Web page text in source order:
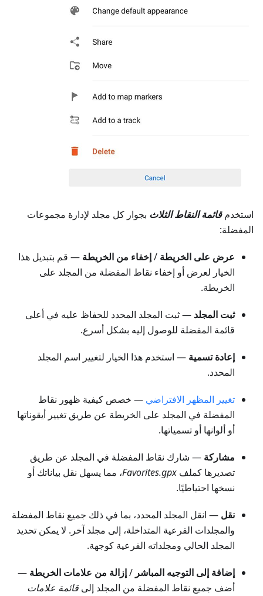
استخدمقائمة النقاط الثلاث بجوار كل مجلد لإدارة مجموعات
المفضلة:
عرض على الخريطة /إخفاء من الخريطة — قم بتبديل هذا
الخيار لعرض أو إخفاء نقاط المفضلة من المجلد على
الخريطة.
ثبت المجلد — ثبت المجلد المحدد للحفاظ عليه في أعلى
قائمة المفضلة للوصول إليه بشكل أسرع.
إعادة تسمية — استخدم هذا الخيار لتغيير اسم المجلد
المحدد.
تغيير المظهر الافتراضي — خصص كيفية ظهور نقاط
المفضلة في المجلد على الخريطة عن طريق تغيير أيقوناتها
أو ألوانها أو تسمياتها.
مشاركة — شارك نقاط المفضلة في المجلد عن طريق
تصديرها كملف Favorites.gpx، مما يسهل نقل بياناتك أو
نسخها احتياطيًا.
نقل — انقل المجلد المحدد، بما في ذلك جميع نقاط المفضلة
والمجلدات الفرعية المتداخلة، إلى مجلد آخر. لا يمكن تحديد
المجلد الحالي ومجلداته الفرعية كوجهة.
إضافة إلى التوجيه المباشر /إزالة من علامات الخريطة —
أضف جميع نقاط المفضلة من المجلد إلى قائمة علامات